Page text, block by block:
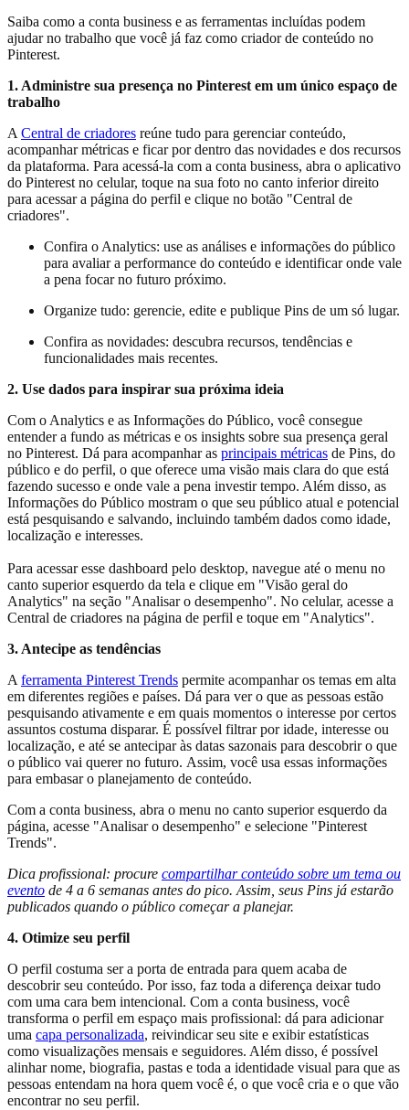
Saiba como a conta business e as ferramentas incluídas podem
ajudar no trabalho que você já faz como criador de conteúdo no
Pinterest.
1. Administre sua presença no Pinterest em um único espaço de
trabalho
A Central de criadores reúne tudo para gerenciar conteúdo,
acompanhar métricas e ficar por dentro das novidades e dos recursos
da plataforma. Para acessá-la com a conta business, abra o aplicativo
do Pinterest no celular, toque na sua foto no canto inferior direito
para acessar a página do perfil e clique no botão "Central de
criadores".
Confira o Analytics: use as análises e informações do público
para avaliar a performance do conteúdo e identificar onde vale
a pena focar no futuro próximo.
Organize tudo: gerencie, edite e publique Pins de um só lugar.
Confira as novidades: descubra recursos, tendências e
funcionalidades mais recentes.
2. Use dados para inspirar sua próxima ideia
Com o Analytics e as Informações do Público, você consegue
entender a fundo as métricas e os insights sobre sua presença geral
no Pinterest. Dá para acompanhar as principais métricas de Pins, do
público e do perfil, o que oferece uma visão mais clara do que está
fazendo sucesso e onde vale a pena investir tempo. Além disso, as
Informações do Público mostram o que seu público atual e potencial
está pesquisando e salvando, incluindo também dados como idade,
localização e interesses.
Para acessar esse dashboard pelo desktop, navegue até o menu no
canto superior esquerdo da tela e clique em "Visão geral do
Analytics" na seção "Analisar o desempenho". No celular, acesse a
Central de criadores na página de perfil e toque em "Analytics".
3. Antecipe as tendências
A ferramenta Pinterest Trends permite acompanhar os temas em alta
em diferentes regiões e países. Dá para ver o que as pessoas estão
pesquisando ativamente e em quais momentos o interesse por certos
assuntos costuma disparar. É possível filtrar por idade, interesse ou
localização, e até se antecipar às datas sazonais para descobrir o que
o público vai querer no futuro. Assim, você usa essas informações
para embasar o planejamento de conteúdo.
Com a conta business, abra o menu no canto superior esquerdo da
página, acesse "Analisar o desempenho" e selecione "Pinterest
Trends".
Dica profissional: procure compartilhar conteúdo sobre um tema ou
evento de 4 a 6 semanas antes do pico. Assim, seus Pins já estarão
publicados quando o público começar a planejar.
4. Otimize seu perfil
O perfil costuma ser a porta de entrada para quem acaba de
descobrir seu conteúdo. Por isso, faz toda a diferença deixar tudo
com uma cara bem intencional. Com a conta business, você
transforma o perfil em espaço mais profissional: dá para adicionar
uma capa personalizada, reivindicar seu site e exibir estatísticas
como visualizações mensais e seguidores. Além disso, é possível
alinhar nome, biografia, pastas e toda a identidade visual para que as
pessoas entendam na hora quem você é, o que você cria e o que vão
encontrar no seu perfil.